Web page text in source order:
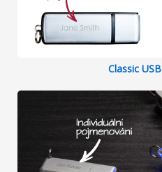
Classic